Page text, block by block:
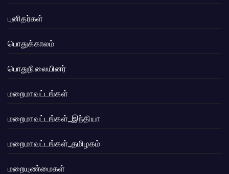
புனிதர்கள்
பொதுக்காலம்
பொதுநிலையினர்
மறைமாவட்டங்கள்
மறைமாவட்டங்கள்_இந்தியா
மறைமாவட்டங்கள்_தமிழகம்
மறையுண்மைகள்